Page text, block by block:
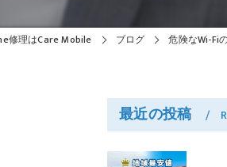
修理はCare Mobile ブログ 危険なWi-Fi
最近の投稿